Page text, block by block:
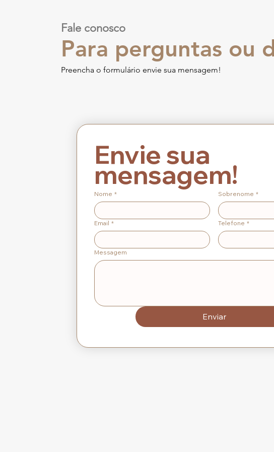
Fale conosco
Para perguntas ou
Preencha o formulário envie sua mensagem!
Envie sua
Nome * Sobrenome *
Email * Telefone *
Messagem
Enviar